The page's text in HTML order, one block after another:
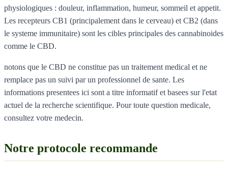
physiologiques : douleur, inflammation, humeur, sommeil et appetit.
Les recepteurs CB1 (principalement dans le cerveau) et CB2 (dans
le systeme immunitaire) sont les cibles principales des cannabinoides
comme le CBD.
notons que le CBD ne constitue pas un traitement medical et ne
remplace pas un suivi par un professionnel de sante. Les
informations presentees ici sont a titre informatif et basees sur l'etat
actuel de la recherche scientifique. Pour toute question medicale,
consultez votre medecin.
Notre protocole recommande